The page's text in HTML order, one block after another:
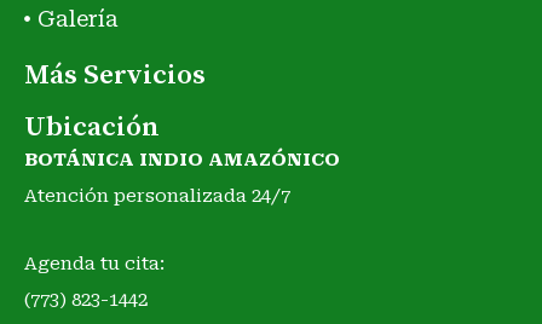
Galería
Más Servicios
Ubicación
BOTÁNICA INDIO AMAZÓNICO
Atención personalizada 24/7
Agenda tu cita:
(773) 823-1442